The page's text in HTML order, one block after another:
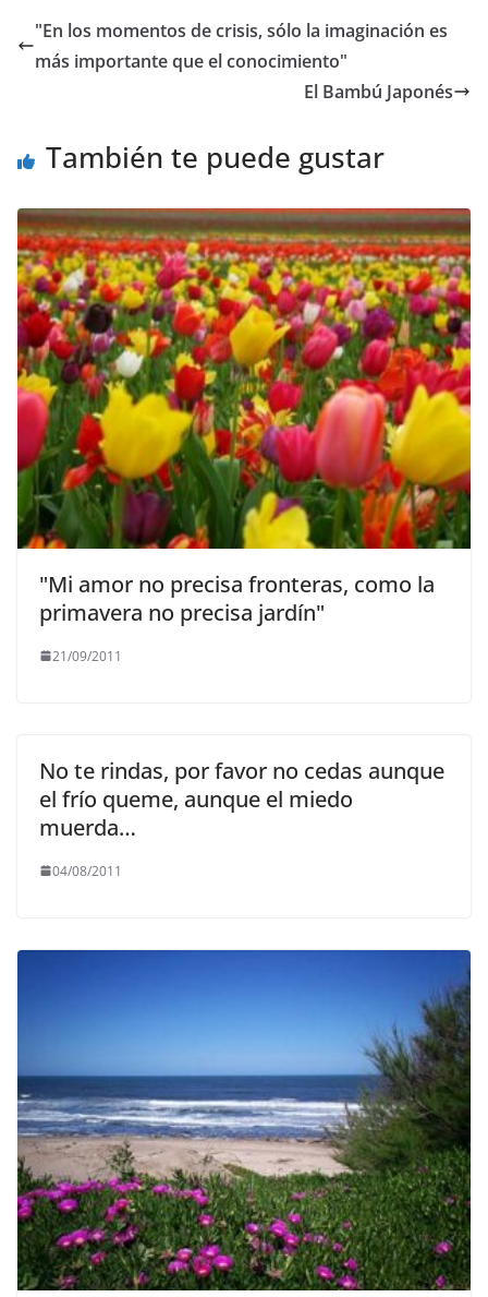
e
b
k
er l s
A
gr
a
y
Li
n
"En los momentos de crisis, sólo la imaginación es
más importante que el conocimiento"
El Bambú Japonés
También te puede gustar
"Mi amor no precisa fronteras, como la
primavera no precisa jardín"
21/09/2011
No te rindas, por favor no cedas aunque
el frío queme, aunque el miedo
muerda…
04/08/2011